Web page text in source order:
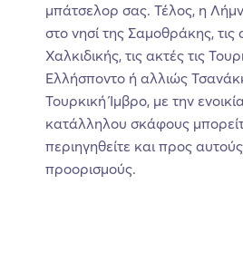
μπάτσελορ σας. Τέλος, η
στο νησί της Σαμοθράκης, τις
Χαλκιδικής, τις ακτές τις
Ελλήσποντο ή αλλιώς
Τουρκική Ίμβρο, με την
κατάλληλου σκάφους
περιηγηθείτε και προς
προορισμούς.